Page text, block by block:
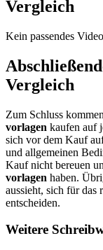
Vergleich
Kein passendes
Vergleich
Zum Schluss
vorlagen kaufen auf
sich vor dem Kauf
und allgemeinen
Kauf nicht bereuen
vorlagen haben.
aussieht, sich für das
entscheiden.
Weitere